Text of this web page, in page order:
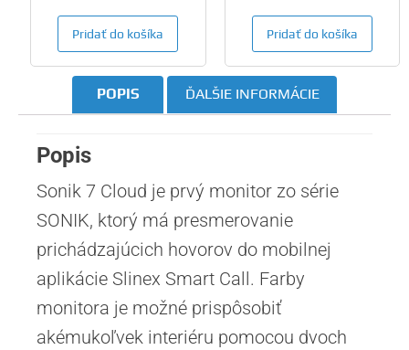
Pridať do košíka Pridať do košíka
POPIS ĎALŠIE INFORMÁCIE
Popis
Sonik 7 Cloud je prvý monitor zo série
SONIK, ktorý má presmerovanie
prichádzajúcich hovorov do mobilnej
aplikácie Slinex Smart Call. Farby
monitora je možné prispôsobiť
akémukoľvek interiéru pomocou dvoch